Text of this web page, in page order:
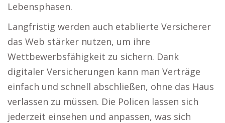
Lebensphasen.
Langfristig werden auch etablierte Versicherer
das Web stärker nutzen, um ihre
Wettbewerbsfähigkeit zu sichern. Dank
digitaler Versicherungen kann man Verträge
einfach und schnell abschließen, ohne das Haus
verlassen zu müssen. Die Policen lassen sich
jederzeit einsehen und anpassen, was sich